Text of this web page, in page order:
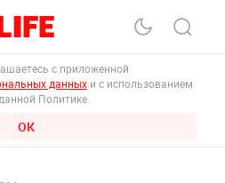
с приложенной
данных и с использованием
Политике.
ОК